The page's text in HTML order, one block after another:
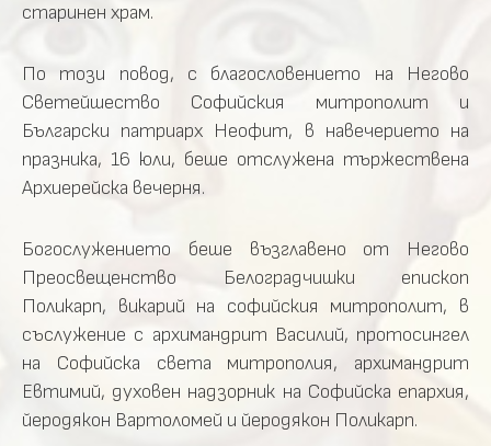
старинен храм.
По този повод, с благословението на Негово
Светейшество Софийския митрополит и
Български патриарх Неофит, в навечерието на
празника, 16 юли, беше отслужена тържествена
Архиерейска вечерня.
Богослужението беше възглавено от Негово
Преосвещенство Белоградчишки епископ
Поликарп, викарий на софийския митрополит, в
съслужение с архимандрит Василий, протосингел
на Софийска света митрополия, архимандрит
Евтимий, духовен надзорник на Софийска епархия,
йеродякон Вартоломей и йеродякон Поликарп.